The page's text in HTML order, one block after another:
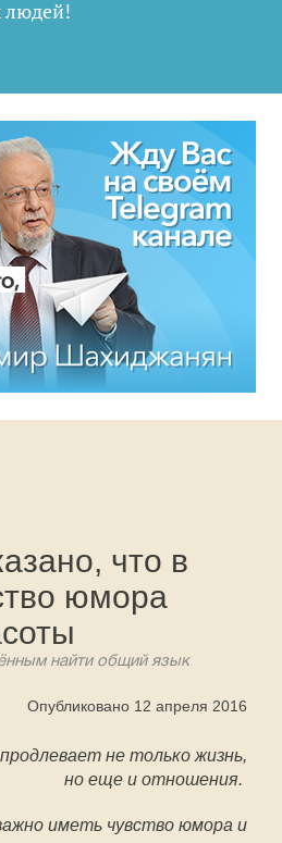
людей!
что в
юмора
найти общий язык
Опубликовано 12 апреля 2016
не только жизнь,
но еще и отношения.
иметь чувство юмора и